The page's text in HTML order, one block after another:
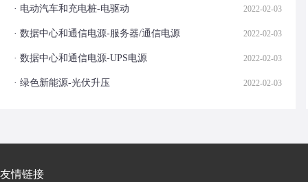
· 电动汽车和充电桩-电驱动 2022-02-03
· 数据中心和通信电源-服务器/通信电源 2022-02-03
· 数据中心和通信电源-UPS电源 2022-02-03
· 绿色新能源-光伏升压 2022-02-03
友情链接